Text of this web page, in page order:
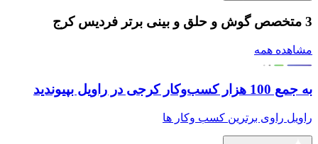
3 متخصص گوش و حلق و بینی برتر فردیس کرج
مشاهده همه
به جمع 100 هزار کسب‌وکار کرجی در راویل بپیوندید
راویل راوی برترین کسب وکار ها